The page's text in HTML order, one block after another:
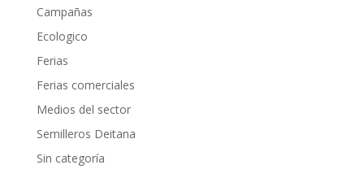
Campañas
Ecologico
Ferias
Ferias comerciales
Medios del sector
Semilleros Deitana
Sin categoría